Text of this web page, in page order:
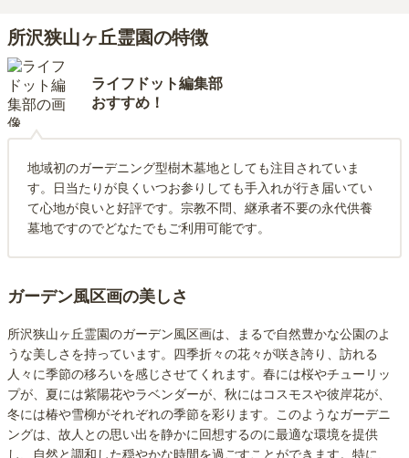
所沢狭山ヶ丘霊園の特徴
ライフドット編集部
おすすめ！
地域初のガーデニング型樹木墓地としても注目されていま
す。日当たりが良くいつお参りしても手入れが行き届いてい
て心地が良いと好評です。宗教不問、継承者不要の永代供養
墓地ですのでどなたでもご利用可能です。
ガーデン風区画の美しさ
所沢狭山ヶ丘霊園のガーデン風区画は、まるで自然豊かな公園のよ
うな美しさを持っています。四季折々の花々が咲き誇り、訪れる
人々に季節の移ろいを感じさせてくれます。春には桜やチューリッ
プが、夏には紫陽花やラベンダーが、秋にはコスモスや彼岸花が、
冬には椿や雪柳がそれぞれの季節を彩ります。このようなガーデニ
ングは、故人との思い出を静かに回想するのに最適な環境を提供
し、自然と調和した穏やかな時間を過ごすことができます。特に、